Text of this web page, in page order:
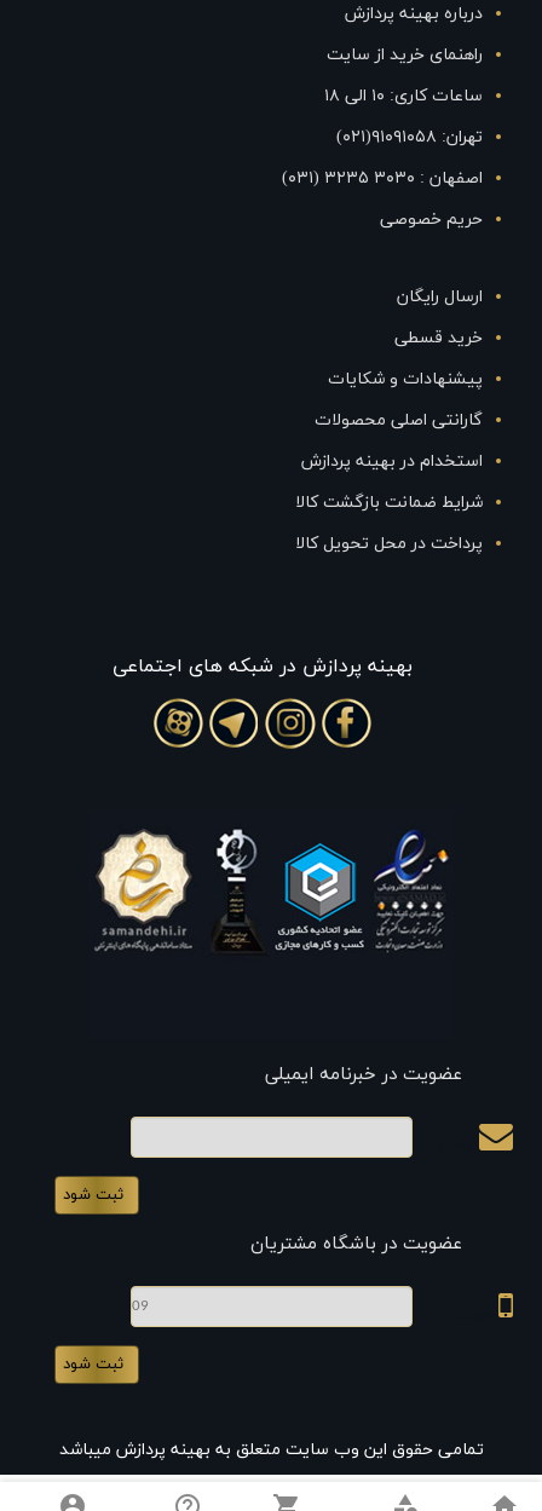
درباره بهینه پردازش
راهنمای خرید از سایت
ساعات کاری: ۱۰ الی ۱۸
تهران: ۹۱۰۹۱۰۵۸(۰۲۱)
اصفهان : ۳۰۳۰ ۳۲۳۵ (۰۳۱)
حریم خصوصی
ارسال رایگان
خرید قسطی
پیشنهادات و شکایات
گارانتی اصلی محصولات
استخدام در بهینه پردازش
شرایط ضمانت بازگشت کالا
پرداخت در محل تحویل کالا
بهينه پردازش در شبکه های اجتماعی
عضویت در خبرنامه ایمیلی
عضویت در باشگاه مشتریان
تمامی حقوق این وب سایت متعلق به بهینه پردازش میباشد